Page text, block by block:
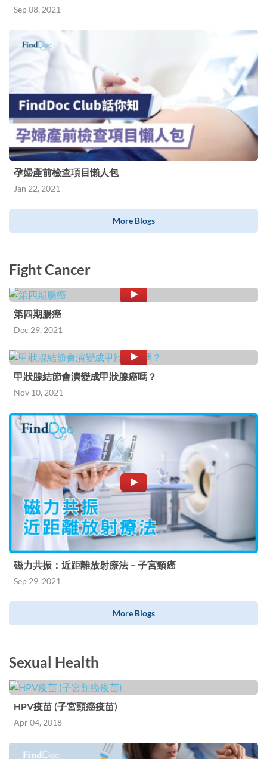
Sep 08, 2021
孕婦產前檢查項目懶人包
Jan 22, 2021
More Blogs
Fight Cancer
第四期腸癌
Dec 29, 2021
甲狀腺結節會演變成甲狀腺癌嗎？
Nov 10, 2021
磁力共振：近距離放射療法－子宮頸癌
Sep 29, 2021
More Blogs
Sexual Health
HPV疫苗 (子宮頸癌疫苗)
Apr 04, 2018